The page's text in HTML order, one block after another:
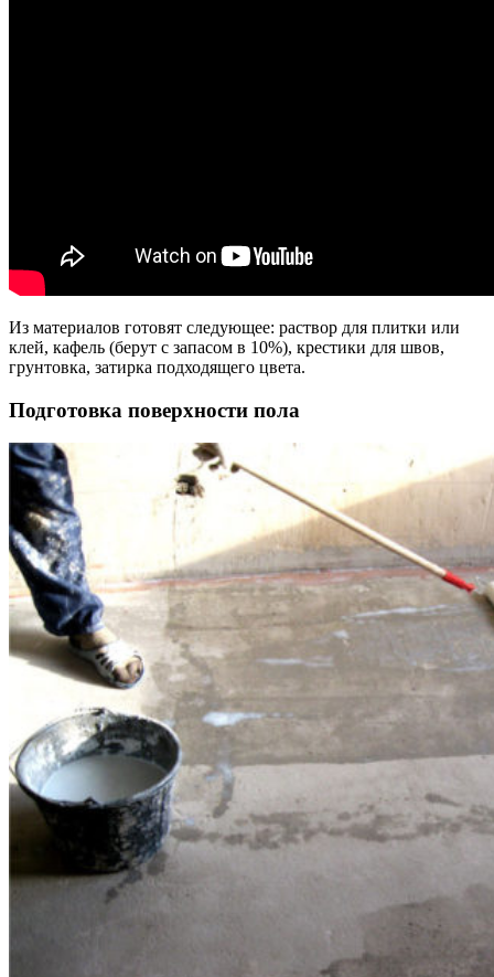
Из материалов готовят следующее: раствор для плитки или
клей, кафель (берут с запасом в 10%), крестики для швов,
грунтовка, затирка подходящего цвета.
Подготовка поверхности пола